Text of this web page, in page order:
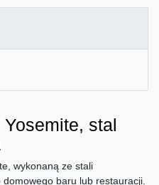
stal
wykonaną ze stali
baru lub restauracji.